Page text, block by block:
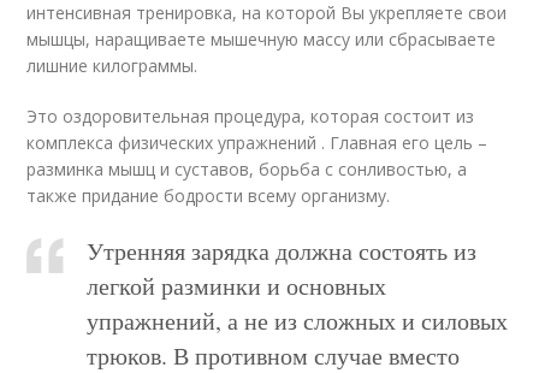
интенсивная тренировка, на которой Вы укрепляете свои
мышцы, наращиваете мышечную массу или сбрасываете
лишние килограммы.
Это оздоровительная процедура, которая состоит из
комплекса физических упражнений . Главная его цель –
разминка мышц и суставов, борьба с сонливостью, а
также придание бодрости всему организму.
Утренняя зарядка должна состоять из
легкой разминки и основных
упражнений, а не из сложных и силовых
трюков. В противном случае вместо